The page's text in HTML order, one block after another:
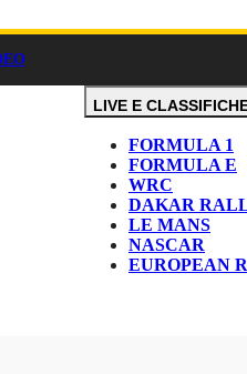
LIVE E
FORMULA 1
FORMULA E
WRC
DAKAR
LE MANS
NASCAR
EUROPEAN